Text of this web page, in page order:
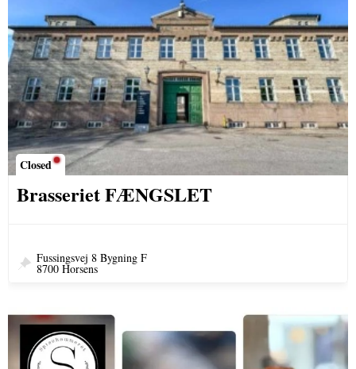
Closed
Brasseriet FÆNGSLET
Fussingsvej 8 Bygning F
8700 Horsens